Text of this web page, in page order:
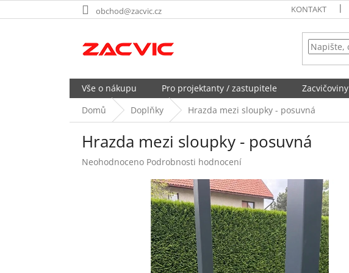
na
obchod@zacvic.cz KONTAKT
Vše o nákupu Pro projektanty / zastupitele Zacvičoviny
Domů
Doplňky Hrazda mezi sloupky - posuvná
Hrazda mezi sloupky - posuvná
Průměrné
Neohodnoceno Podrobnosti hodnocení